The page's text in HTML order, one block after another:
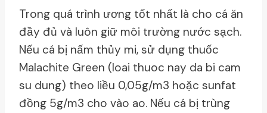
Trong quá trình ương tốt nhất là cho cá ăn
đầy đủ và luôn giữ môi trường nước sạch.
Nếu cá bị nấm thủy mi, sử dụng thuốc
Malachite Green (loai thuoc nay da bi cam
su dung) theo liều 0,05g/m3 hoặc sunfat
đồng 5g/m3 cho vào ao. Nếu cá bị trùng